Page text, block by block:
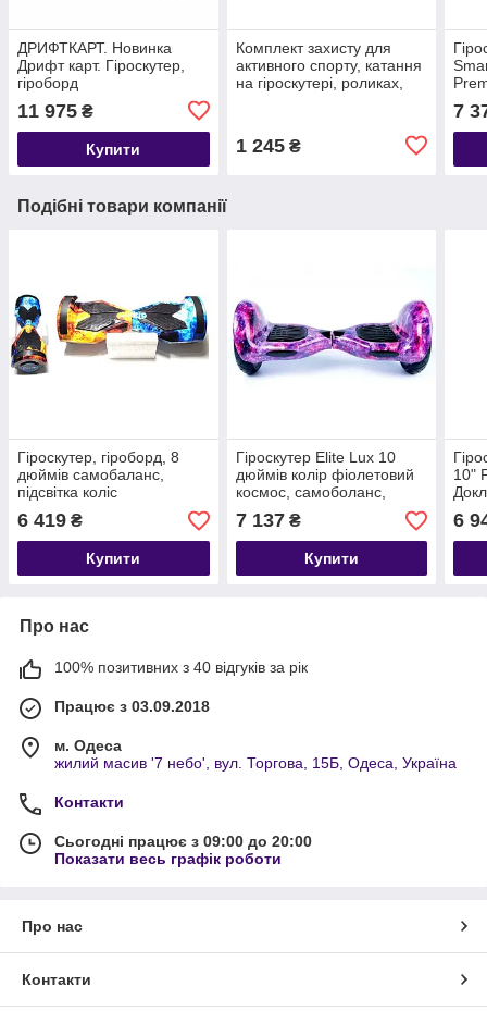
ДРИФТКАРТ. Новинка
Дрифт карт. Гіроскутер,
гіроборд
11 975 ₴
Купити
Комплект захисту для
активного спорту, катання
на гіроскутері, роликах,
1 245₴
7
Подібні товари компанії
Гіроскутер, гіроборд, 8
дюймів самобаланс,
підсвітка коліс
6 419 ₴
Купити
Гіроскутер Elite Lux 10
дюймів колір фіолетовий
космос, самоболанс,
підсвітка коліс
7 137₴
Купити
10"
6
Про нас
100% позитивних з 40 відгуків за рік
Працює з 03.09.2018
м. Одеса
жилий масив '7 небо', вул. Торгова, 15Б, Одеса, Україна
Контакти
Сьогодні працює з 09:00 до 20:00
Показати весь графік роботи
Про нас
Контакти